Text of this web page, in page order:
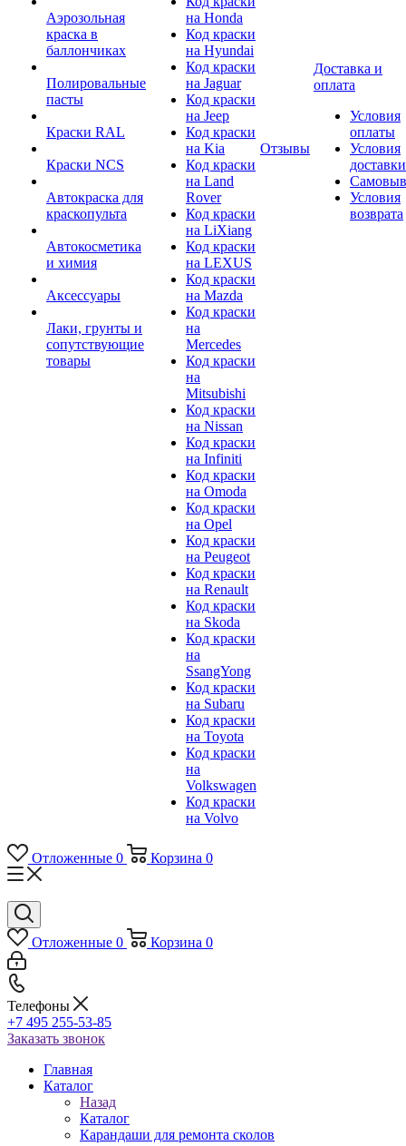
Аэрозольная
краска в
баллончиках
Полировальные
пасты
Краски RAL
Краски NCS
Автокраска для
краскопульта
Автокосметика
и химия
Аксессуары
Лаки, грунты и
сопутствующие
товары
на Honda
Код краски
на Hyundai
Код краски
на Jaguar
Код краски
на Jeep
Код краски
на Kia
Код краски
на Land
Rover
Код краски
на LiXiang
Код краски
на LEXUS
Код краски
на Mazda
Код краски
на
Mercedes
Код краски
на
Mitsubishi
Код краски
на Nissan
Код краски
на Infiniti
Код краски
на Omoda
Код краски
на Opel
Код краски
на Peugeot
Код краски
на Renault
Код краски
на Skoda
Код краски
на
SsangYong
Код краски
на Subaru
Код краски
на Toyota
Код краски
на
Volkswagen
Код краски
на Volvo
Отзывы
Доставка и
оплата
Условия
оплаты
Условия
доставки
Условия
возврата
Отложенные 0 Корзина 0
Отложенные 0 Корзина 0
Телефоны
+7 495 255-53-85
Заказать звонок
Главная
Каталог
Назад
Каталог
Карандаши для ремонта сколов